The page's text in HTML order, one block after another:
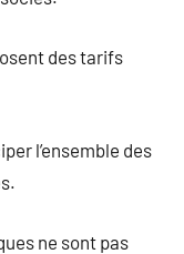
des tarifs
l’ensemble des
ne sont pas